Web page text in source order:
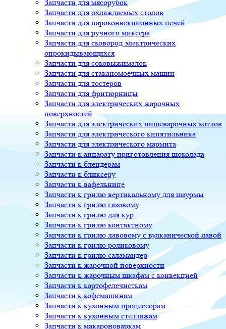
Запчасти для мясорубок
Запчасти для охлаждаемых столов
Запчасти для пароконвекционных печей
Запчасти для ручного миксера
Запчасти для сковород электрических
опрокидывающихся
Запчасти для соковыжималок
Запчасти для стаканомоечных машин
Запчасти для тостеров
Запчасти для фритюрницы
Запчасти для электрических жарочных
поверхностей
Запчасти для электрических пищеварочных котлов
Запчасти для электрического кипятильника
Запчасти для электрического мармита
Запчасти к аппарату приготовления шоколада
Запчасти к блендерам
Запчасти к бликсеру
Запчасти к вафельнице
Запчасти к грилю вертикальному для шаурмы
Запчасти к грилю газовому
Запчасти к грилю для кур
Запчасти к грилю контактному
Запчасти к грилю лавовому с вулканической лавой
Запчасти к грилю роликовому
Запчасти к грилю саламандер
Запчасти к жарочной поверхности
Запчасти к жарочным шкафам с конвекцией
Запчасти к картофелечисткам
Запчасти к кофемашинам
Запчасти к кухонным процессорам
Запчасти к кухонным стеллажам
Запчасти к макароноваркам